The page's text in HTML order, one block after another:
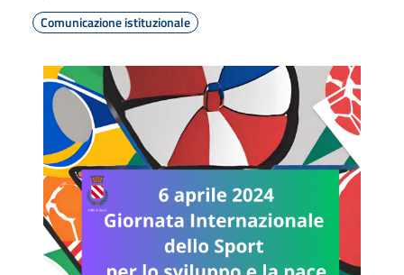
Comunicazione istituzionale